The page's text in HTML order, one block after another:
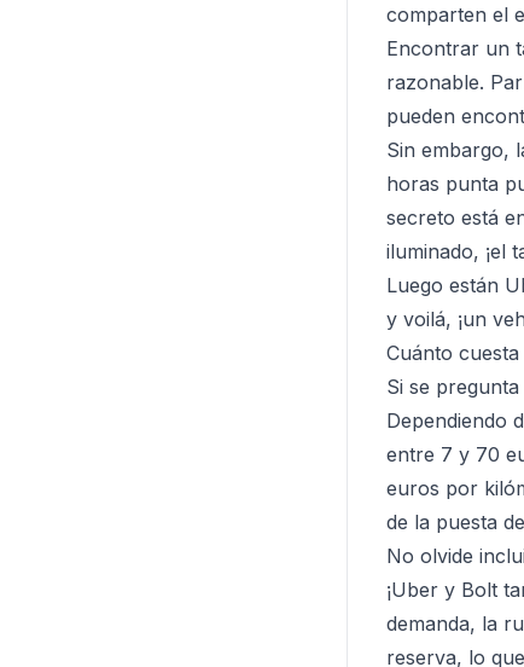
comparten el
Encontrar un
razonable.
pueden
Sin embargo,
horas punta
secreto está
iluminado, ¡el
Luego están
y voilá, ¡un
Cuánto
Si se
Dependiendo
entre 7 y 70
euros por
de la puesta
No olvide
¡Uber y Bolt
demanda, la
reserva, lo